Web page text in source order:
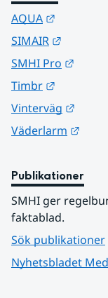
AQUA
SIMAIR
SMHI Pro
Timbr
Vinterväg
Väderlarm
Publikationer
SMHI ger
faktablad.
Sök publikationer
Nyhetsbladet